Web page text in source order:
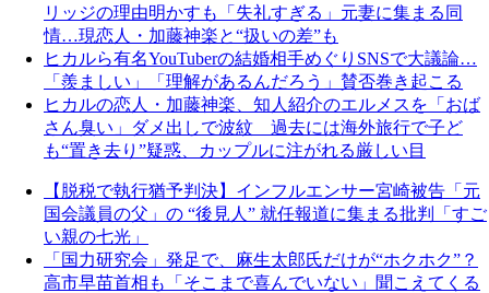
リッジの理由明かすも「失礼すぎる」元妻に集まる同
情…現恋人・加藤神楽と“扱いの差”も
ヒカルら有名YouTuberの結婚相手めぐりSNSで大議論…
「羨ましい」「理解があるんだろう」賛否巻き起こる
ヒカルの恋人・加藤神楽、知人紹介のエルメスを「おば
さん臭い」ダメ出しで波紋 過去には海外旅行で子ど
も“置き去り”疑惑、カップルに注がれる厳しい目
【脱税で執行猶予判決】インフルエンサー宮崎被告「元
国会議員の父」の “後見人” 就任報道に集まる批判「すご
い親の七光」
「国力研究会」発足で、麻生太郎氏だけが“ホクホク”？
高市早苗首相も「そこまで喜んでいない」聞こえてくる